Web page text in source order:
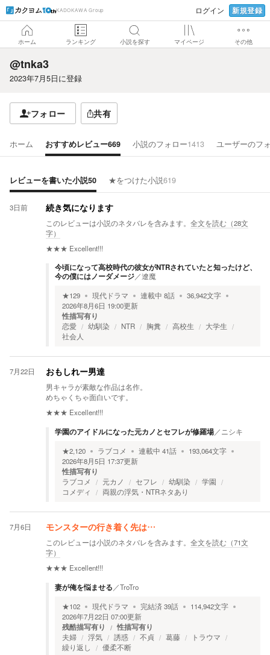
KADOKAWA Group ログイン 新規登録
ホーム ランキング 小説を探す マイページ その他
@tnka3
2023年7月5日に登録
フォロー 共有
ホーム おすすめレビュー669 小説のフォロー1413 ユーザーのフ
レビューを書いた小説50 ★をつけた小説619
3日前 続き気になります
このレビューは小説のネタバレを含みます。 全文を読む（28文
字）
★★★ Excellent!!!
今頃になって高校時代の彼女がNTRされていたと知ったけど、
今の僕にはノーダメージ／遼魔
★129 現代ドラマ 連載中 8話 36,942文字
2026年8月6日 19:00更新
性描写有り
恋愛 幼馴染 NTR 胸糞 高校生
大学生
社会人
7月22日 おもしれー男達
男キャラが素敵な作品は名作。
めちゃくちゃ面白いです。
★★★ Excellent!!!
学園のアイドルになった元カノとセフレが修羅場／ ニシキ
★2,120 ラブコメ 連載中 41話 193,064文字
2026年8月5日 17:37更新
性描写有り
ラブコメ 元カノ セフレ 幼馴染
学園
コメディ
両親の浮気・NTRネタあり
7月6日 モンスターの行き着く先は…
このレビューは小説のネタバレを含みます。 全文を読む（71文
字）
★★★ Excellent!!!
妻が俺を悩ませる ／TroTro
★102 現代ドラマ 完結済39話 114,942文字
2026年7月22日 07:00更新
残酷描写有り 性描写有り
夫婦 浮気 誘惑 不貞 葛藤
トラウマ
繰り返し
優柔不断